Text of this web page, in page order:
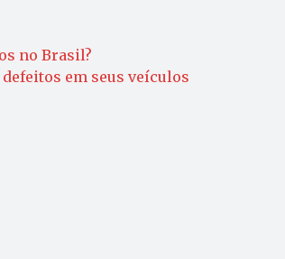
no Brasil?
em seus veículos